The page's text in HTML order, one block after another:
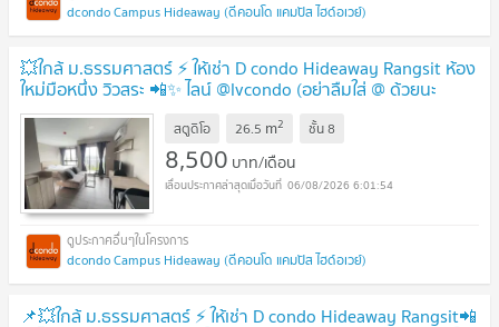
dcondo Campus Hideaway (ดีคอนโด แคมปัส ไฮด์อเวย์)
💥ใกล้ ม.ธรรมศาสตร์ ⚡️ ให้เช่า D condo Hideaway Rangsit ห้อง
ใหม่มือหนึ่ง วิวสระ 📲✨ ไลน์ @lvcondo (อย่าลืมใส่ @ ด้วยนะ
ครับ)
สตูดิโอ 26.5 m2 ชั้น8
8,500 บาท/เดือน
06/08/2026 6:01:54
dcondo Campus Hideaway (ดีคอนโด แคมปัส ไฮด์อเวย์)
📌💥ใกล้ ม.ธรรมศาสตร์ ⚡️ ให้เช่า D condo Hideaway Rangsit📲